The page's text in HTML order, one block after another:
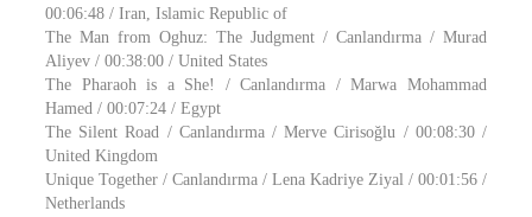
00:06:48 / Iran, Islamic Republic of
The Man from Oghuz: The Judgment / Canlandırma / Murad
Aliyev / 00:38:00 / United States
The Pharaoh is a She! / Canlandırma / Marwa Mohammad
Hamed / 00:07:24 / Egypt
The Silent Road / Canlandırma / Merve Cirisoğlu / 00:08:30 /
United Kingdom
Unique Together / Canlandırma / Lena Kadriye Ziyal / 00:01:56 /
Netherlands